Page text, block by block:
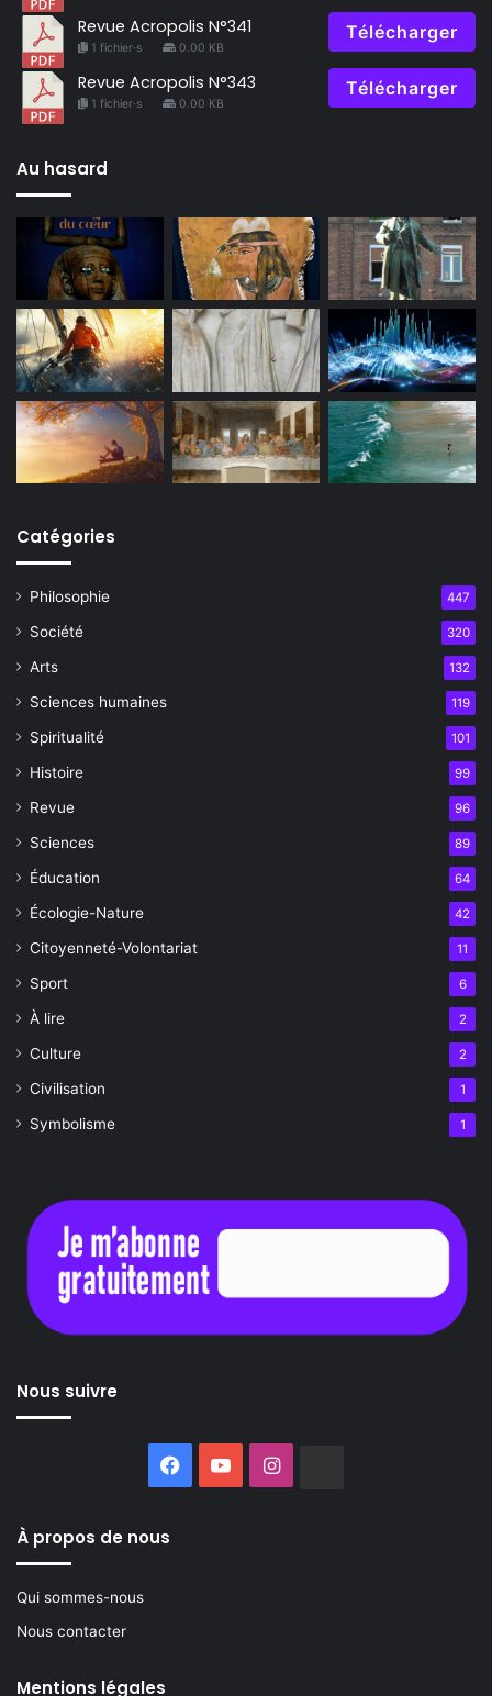
Revue Acropolis N°341
1 fichier·s 0.00 KB
Télécharger
Revue Acropolis N°343
1 fichier·s 0.00 KB
Télécharger
Au hasard
Catégories
Philosophie 447
Société 320
Arts 132
Sciences humaines 119
Spiritualité 101
Histoire 99
Revue 96
Sciences 89
Éducation 64
Écologie-Nature 42
Citoyenneté-Volontariat 11
Sport 6
À lire 2
Culture 2
Civilisation 1
Symbolisme 1
Nous suivre
Facebook
YouTubeInstagram
À propos de nous
Qui sommes-nous
Nous contacter
Mentions légales